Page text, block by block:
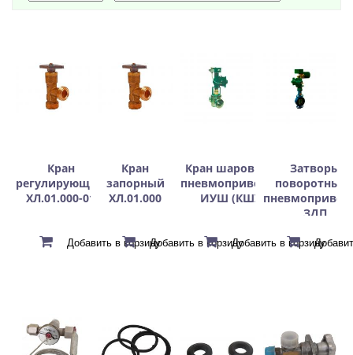
Кран
регулирующий
ХЛ.01.000-01
Кран
запорный
ХЛ.01.000
Кран шаровый с
пневмоприводом
ИУШ (КШУ)
Затворы
поворотные
ЗДП